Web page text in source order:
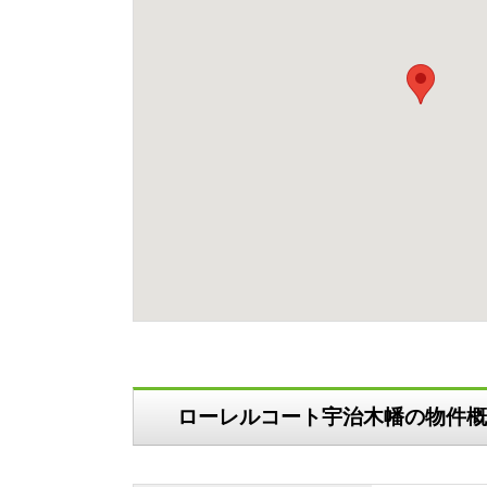
ローレルコート宇治木幡の物件